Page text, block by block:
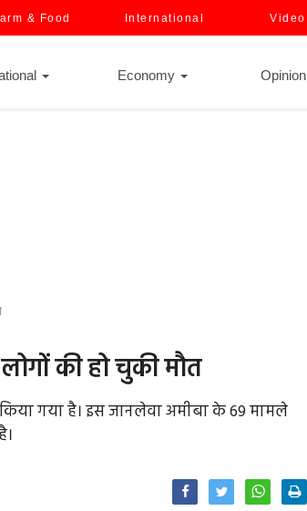
& Food International Video
Economy Opinion
की हो चुकी मौत
गया है। इस जानलेवा अमीबा के 69 मामले